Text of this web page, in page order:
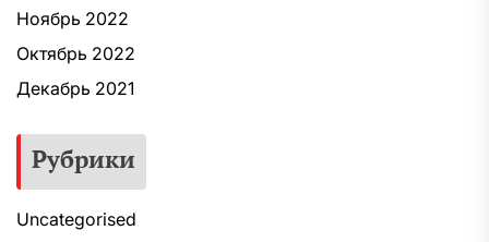
Ноябрь 2022
Октябрь 2022
Декабрь 2021
Рубрики
Uncategorised